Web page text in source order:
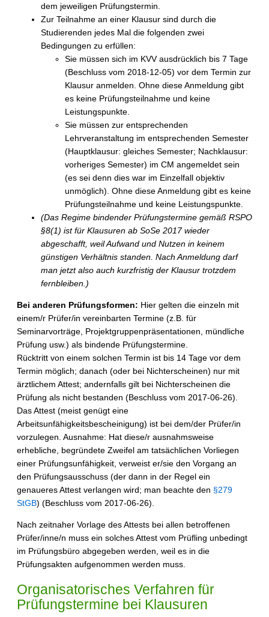
dem jeweiligen Prüfungstermin.
Zur Teilnahme an einer Klausur sind durch die
Studierenden jedes Mal die folgenden zwei
Bedingungen zu erfüllen:
Sie müssen sich im KVV ausdrücklich bis 7 Tage
(Beschluss vom 2018-12-05) vor dem Termin zur
Klausur anmelden. Ohne diese Anmeldung gibt
es keine Prüfungsteilnahme und keine
Leistungspunkte.
Sie müssen zur entsprechenden
Lehrveranstaltung im entsprechenden Semester
(Hauptklausur: gleiches Semester; Nachklausur:
vorheriges Semester) im CM angemeldet sein
(es sei denn dies war im Einzelfall objektiv
unmöglich). Ohne diese Anmeldung gibt es keine
Prüfungsteilnahme und keine Leistungspunkte.
(Das Regime bindender Prüfungstermine gemäß RSPO
§8(1) ist für Klausuren ab SoSe 2017 wieder
abgeschafft, weil Aufwand und Nutzen in keinem
günstigen Verhältnis standen. Nach Anmeldung darf
man jetzt also auch kurzfristig der Klausur trotzdem
fernbleiben.)
Bei anderen Prüfungsformen: Hier gelten die einzeln mit
einem/r Prüfer/in vereinbarten Termine (z.B. für
Seminarvorträge, Projektgruppenpräsentationen, mündliche
Prüfung usw.) als bindende Prüfungstermine.
Rücktritt von einem solchen Termin ist bis 14 Tage vor dem
Termin möglich; danach (oder bei Nichterscheinen) nur mit
ärztlichem Attest; andernfalls gilt bei Nichterscheinen die
Prüfung als nicht bestanden (Beschluss vom 2017-06-26).
Das Attest (meist genügt eine
Arbeitsunfähigkeitsbescheinigung) ist bei dem/der Prüfer/in
vorzulegen. Ausnahme: Hat diese/r ausnahmsweise
erhebliche, begründete Zweifel am tatsächlichen Vorliegen
einer Prüfungsunfähigkeit, verweist er/sie den Vorgang an
den Prüfungsausschuss (der dann in der Regel ein
genaueres Attest verlangen wird; man beachte den §279
StGB) (Beschluss vom 2017-06-26).
Nach zeitnaher Vorlage des Attests bei allen betroffenen
Prüfer/inne/n muss ein solches Attest vom Prüfling unbedingt
im Prüfungsbüro abgegeben werden, weil es in die
Prüfungsakten aufgenommen werden muss.
Organisatorisches Verfahren für
Prüfungstermine bei Klausuren